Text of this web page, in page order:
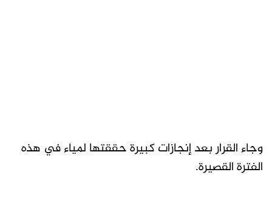
وجاء القرار بعد إنجازات كبيرة حققتها لمياء في هذه
الفترة القصيرة.